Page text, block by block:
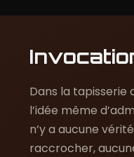
Dans la tapisserie
l’idée même
n’y a aucune
raccrocher,